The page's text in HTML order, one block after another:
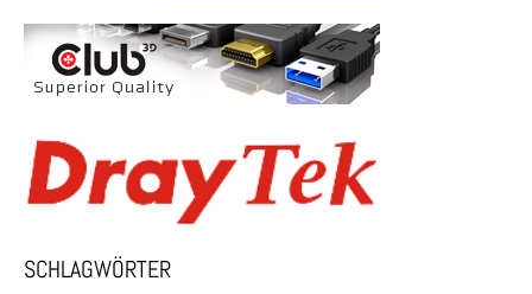
SCHLAGWÖRTER